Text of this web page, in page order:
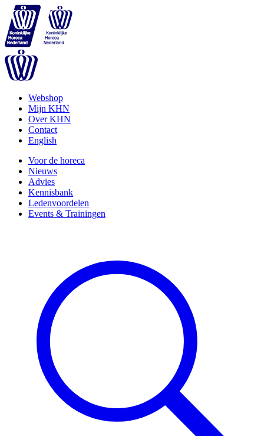
Webshop
Mijn KHN
Over KHN
Contact
English
Voor de horeca
Nieuws
Advies
Kennisbank
Ledenvoordelen
Events & Trainingen